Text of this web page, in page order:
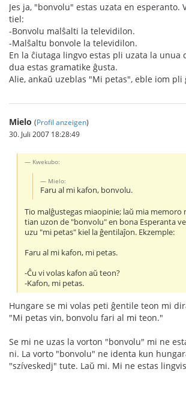
Jes ja, "bonvolu" estas uzata en esperanto.
tiel:
-Bonvolu malŝalti la televidilon.
-Malŝaltu bonvole la televidilon.
En la ĉiutaga lingvo estas pli uzata la unua
dua estas gramatike ĝusta.
Alie, ankaŭ uzeblas "Mi petas", eble iom pli
Mielo (Profil anzeigen)
30. Juli 2007 18:28:49
Kwekubo:
Mielo:
Faru al mi kafon, bonvolu.
Tio malĝustegas miaopinie; laŭ mia memoro
tian uzon de "bonvolu" en bona Esperanta
uzu "mi petas" kiel la ĝentilaĵon. Ekzemple:
Faru al mi kafon, mi petas.
-Ĉu vi volas kafon aŭ teon?
-Kafon, mi petas.
Hungare se mi volas peti ĝentile teon mi
"Mi petas vin, bonvolu fari al mi teon."
Se mi ne uzas la vorton "bonvolu" mi ne
ni. La vorto "bonvolu" ne identa kun
"szíveskedj" tute. Laŭ mi. Mi ne estas